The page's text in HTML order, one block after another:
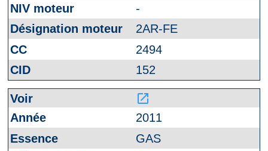
-
2AR-FE
2494
152
launch
2011
GAS